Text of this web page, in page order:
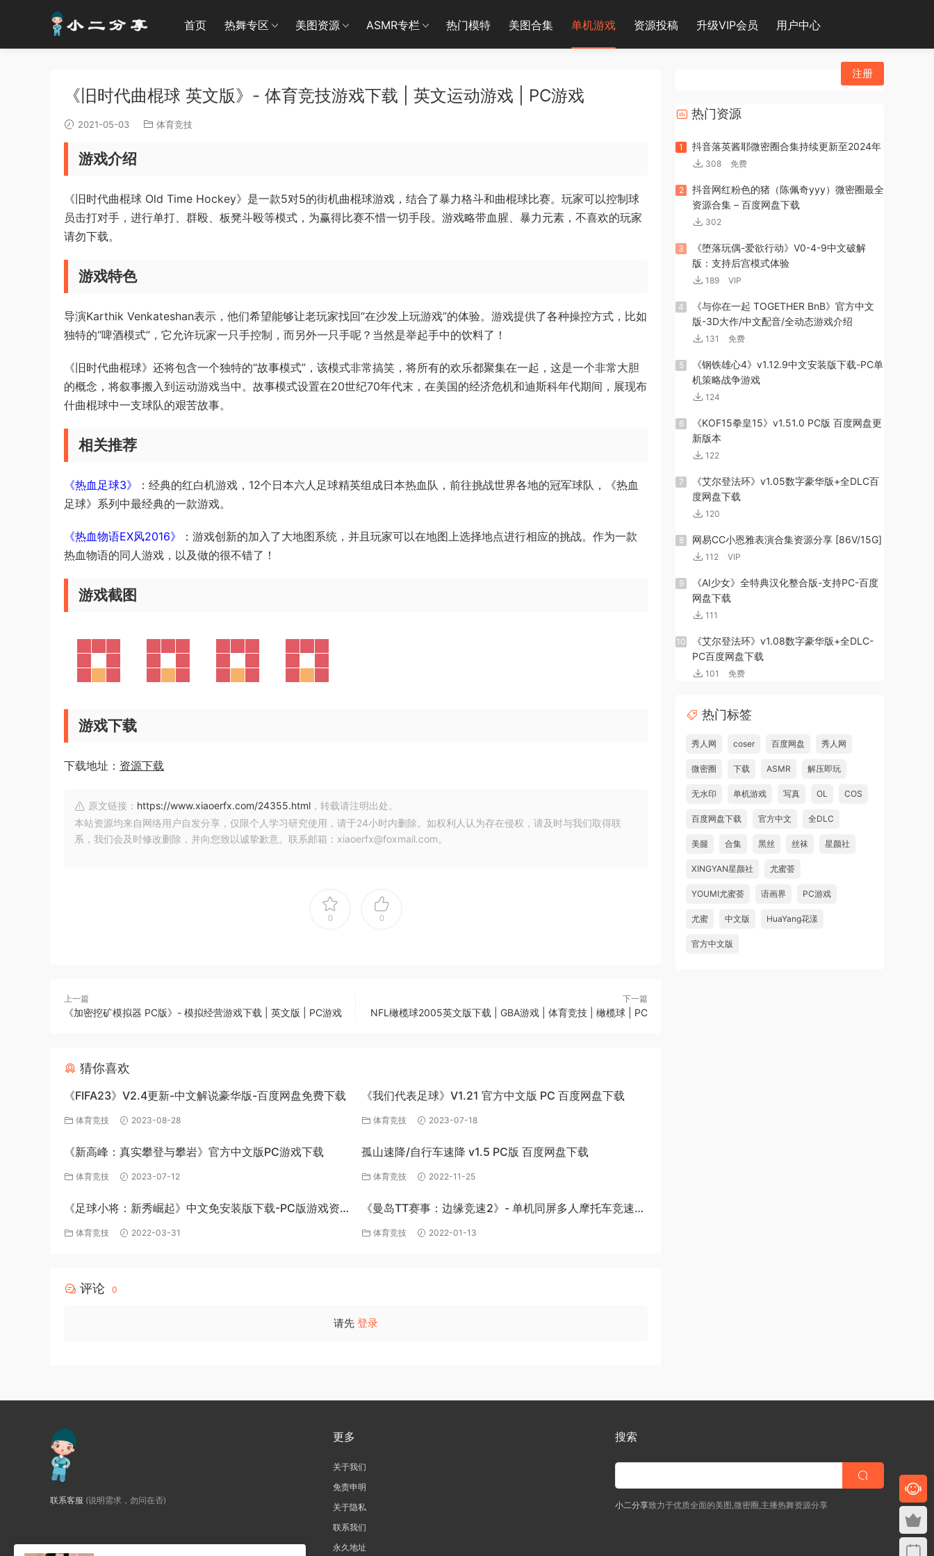
首页 热舞专区 美图资源 ASMR专栏 热门模特 美图合集 单机游戏 资源投稿 升级VIP会员 用户中心
注册
《旧时代曲棍球 英文版》- 体育竞技游戏下载 | 英文运动游戏 | PC游戏
2021-05-03 体育竞技
游戏介绍
《旧时代曲棍球 Old Time Hockey》是一款5对5的街机曲棍球游戏，结合了暴力格斗和曲棍球比赛。玩家可以控制球
员击打对手，进行单打、群殴、板凳斗殴等模式，为赢得比赛不惜一切手段。游戏略带血腥、暴力元素，不喜欢的玩家
请勿下载。
游戏特色
导演Karthik Venkateshan表示，他们希望能够让老玩家找回“在沙发上玩游戏”的体验。游戏提供了各种操控方式，比如
独特的“啤酒模式”，它允许玩家一只手控制，而另外一只手呢？当然是举起手中的饮料了！
《旧时代曲棍球》还将包含一个独特的“故事模式”，该模式非常搞笑，将所有的欢乐都聚集在一起，这是一个非常大胆
的概念，将叙事搬入到运动游戏当中。故事模式设置在20世纪70年代末，在美国的经济危机和迪斯科年代期间，展现布
什曲棍球中一支球队的艰苦故事。
相关推荐
《热血足球3》
：经典的红白机游戏，12个日本六人足球精英组成日本热血队，前往挑战世界各地的冠军球队，《热血
足球》系列中最经典的一款游戏。
《热血物语EX风2016》
：游戏创新的加入了大地图系统，并且玩家可以在地图上选择地点进行相应的挑战。作为一款
热血物语的同人游戏，以及做的很不错了！
游戏截图
游戏下载
下载地址： 资源下载
原文链接： https://www.xiaoerfx.com/24355.html ，转载请注明出处。
本站资源均来自网络用户自发分享，仅限个人学习研究使用，请于24小时内删除。如权利人认为存在侵权，请及时与我们取得联
系，我们会及时修改删除，并向您致以诚挚歉意。联系邮箱：xiaoerfx@foxmail.com。
0 0
上一篇
《加密挖矿模拟器 PC版》- 模拟经营游戏下载 | 英文版 | PC游戏
下一篇
NFL橄榄球2005英文版下载 | GBA游戏 | 体育竞技 | 橄榄球 | PC
猜你喜欢
《FIFA23》V2.4更新-中文解说豪华版-百度网盘免费下载
体育竞技 2023-08-28
《我们代表足球》V1.21 官方中文版 PC 百度网盘下载
体育竞技 2023-07-18
《新高峰：真实攀登与攀岩》官方中文版PC游戏下载
体育竞技 2023-07-12
孤山速降/自行车速降 v1.5 PC版 百度网盘下载
体育竞技 2022-11-25
《足球小将：新秀崛起》中文免安装版下载-PC版游戏资
源 体育竞技 2022-03-31
《曼岛TT赛事：边缘竞速2》- 单机同屏多人摩托车竞速游
戏 体育竞技 2022-01-13
评论 0
请先 登录
热门资源
1 抖音落英酱耶微密圈合集持续更新至2024年
308 免费
2
抖音网红粉色的猪（陈佩奇yyy）微密圈最全
资源合集 – 百度网盘下载
302
3
《堕落玩偶-爱欲行动》V0-4-9中文破解
版：支持后宫模式体验
189 VIP
4
《与你在一起 TOGETHER BnB》官方中文
版-3D大作/中文配音/全动态游戏介绍
131 免费
5
《钢铁雄心4》v1.12.9中文安装版下载-PC单
机策略战争游戏
124
6
《KOF15拳皇15》v1.51.0 PC版 百度网盘更
新版本
122
7
《艾尔登法环》v1.05数字豪华版+全DLC百
度网盘下载
120
8 网易CC小恩雅表演合集资源分享 [86V/15G]
112 VIP
9
《AI少女》全特典汉化整合版-支持PC-百度
网盘下载
111
10
《艾尔登法环》v1.08数字豪华版+全DLC-
PC百度网盘下载
101 免费
热门标签
秀人网 coser 百度网盘 秀人网
微密圈 下载 ASMR 解压即玩
无水印 单机游戏 写真 OL COS
百度网盘下载 官方中文 全DLC
美腿 合集 黑丝 丝袜 星颜社
XINGYAN星颜社 尤蜜荟
YOUMI尤蜜荟 语画界 PC游戏
尤蜜 中文版 HuaYang花漾
官方中文版
联系客服 (说明需求，勿问在否)
更多
关于我们
免责申明
关于隐私
联系我们
永久地址
搜索
小二分享致力于优质全面的美图,微密圈,主播热舞资源分享